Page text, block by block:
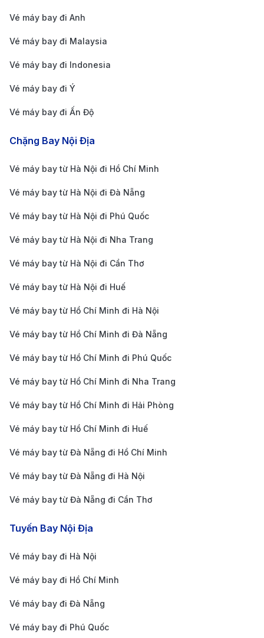
Dịch vụ xe đưa đón (shuttle bus, xe riêng)
shuttle bus có giá khoảng 20 - 40 USD/người,
trong khi xe riêng có giá từ 80 USD trở lên, phù
Mẹo săn vé máy bay từ Đà Nẵng đi
New York với chi phí tiết kiệm
Đặt vé sớm để có giá tốt nhất:
từ 1 – 2 tháng để có cơ hội săn vé ưu đãi và lựa
lớn.
Theo dõi chương trình khuyến mãi từ các hãng
hàng không: Các hãng như Vietnam Airlines,
cho các chuyến bay quốc tế. Cập nhật thông tin
khuyến mãi thường xuyên giúp bạn tiết kiệm chi
phí đáng kể.
có giá vé rẻ hơn so với giờ cao điểm. Ngoài ra, bay
vào các ngày giữa tuần (thứ Ba, thứ Tư, thứ Năm)
cũng giúp bạn dễ dàng săn vé giá tốt hơn.
hàng không và các nền tảng đặt vé để tìm được
lựa chọn tối ưu. Các trang web như 190 Booking
nhanh chóng.
Lý do nên đặt vé máy bay từ Đà
Nẵng đi New York tại 190 Booking
Giá vé ưu đãi, cập nhật liên tục:
Vé máy bay đi Anh
Vé máy bay đi Malaysia
Vé máy bay đi Indonesia
Vé máy bay đi Ý
Vé máy bay đi Ấn Độ
Chặng Bay Nội Địa
Vé máy bay từ Hà Nội đi Hồ Chí Minh
Vé máy bay từ Hà Nội đi Đà Nẵng
Vé máy bay từ Hà Nội đi Phú Quốc
Vé máy bay từ Hà Nội đi Nha Trang
Vé máy bay từ Hà Nội đi Cần Thơ
Vé máy bay từ Hà Nội đi Huế
Vé máy bay từ Hồ Chí Minh đi Hà Nội
Vé máy bay từ Hồ Chí Minh đi Đà Nẵng
Vé máy bay từ Hồ Chí Minh đi Phú Quốc
Vé máy bay từ Hồ Chí Minh đi Nha Trang
Vé máy bay từ Hồ Chí Minh đi Hải Phòng
Vé máy bay từ Hồ Chí Minh đi Huế
Vé máy bay từ Đà Nẵng đi Hồ Chí Minh
Vé máy bay từ Đà Nẵng đi Hà Nội
Vé máy bay từ Đà Nẵng đi Cần Thơ
Tuyến Bay Nội Địa
Vé máy bay đi Hà Nội
Vé máy bay đi Hồ Chí Minh
Vé máy bay đi Đà Nẵng
Vé máy bay đi Phú Quốc